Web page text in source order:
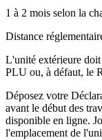
1 à 2 mois selon la
Distance
L'unité extérieure doit
PLU ou, à défaut, le
Déposez votre
avant le début des
disponible en ligne.
l'emplacement de